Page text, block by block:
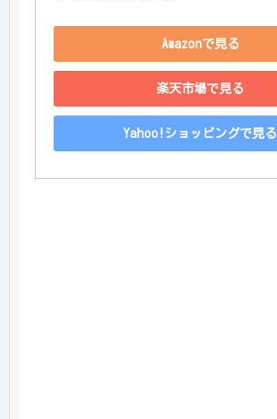
Amazonで見る
楽天市場で見る
Yahoo!ショッピングで見る